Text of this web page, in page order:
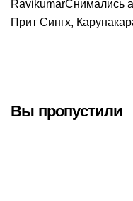
RavikumarСнимались
Прит Сингх,
Вы пропустили